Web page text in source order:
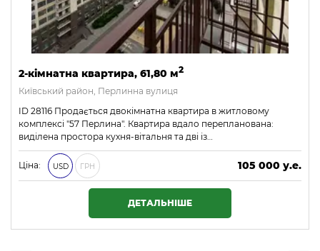
2-кімнатна квартира, 61,80 м2
Київський район, Перлинна вулиця
ID 28116 Продається двокімнатна квартира в житловому
комплексі "57 Перлина". Квартира вдало перепланована:
виділена простора кухня-вітальня та дві із…
Ціна: USD ГРН
105 000 у.е.
4 515 000 ₴
ДЕТАЛЬНІШЕ